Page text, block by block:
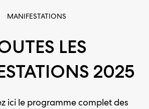
MANIFESTATIONS
LES
2025
ici le programme complet des